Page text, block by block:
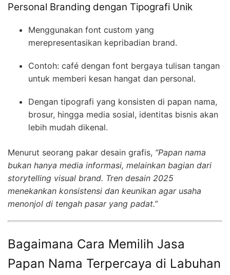
Personal Branding dengan Tipografi Unik
Menggunakan font custom yang
merepresentasikan kepribadian brand.
Contoh: café dengan font bergaya tulisan tangan
untuk memberi kesan hangat dan personal.
Dengan tipografi yang konsisten di papan nama,
brosur, hingga media sosial, identitas bisnis akan
lebih mudah dikenal.
Menurut seorang pakar desain grafis, “Papan nama
bukan hanya media informasi, melainkan bagian dari
storytelling visual brand. Tren desain 2025
menekankan konsistensi dan keunikan agar usaha
menonjol di tengah pasar yang padat.”
Bagaimana Cara Memilih Jasa
Papan Nama Terpercaya di Labuhan